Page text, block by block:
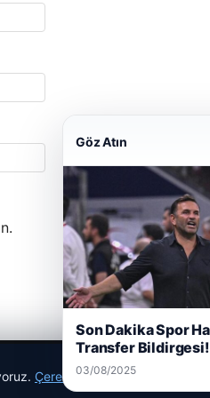
Çerez Politikamız
Göz Atın
Son Dakika Spor
Transfer
03/08/2025